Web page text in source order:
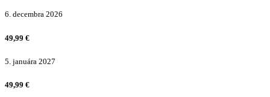
6. decembra 2026
49,99 €
5. januára 2027
49,99 €